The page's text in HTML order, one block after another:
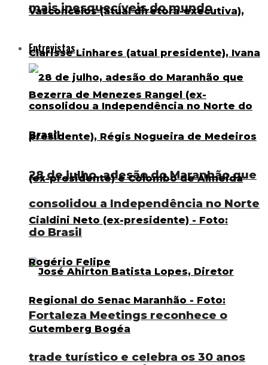
mais inesquecíveis do mundo
Entrevistas
28 de julho, adesão do Maranhão que
consolidou a Independência no Norte
do Brasil
Fortaleza Meetings reconhece o
trade turístico e celebra os 30 anos